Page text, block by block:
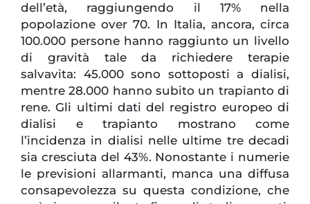
dell’età, raggiungendo il 17% nella
popolazione over 70. In Italia, ancora, circa
100.000 persone hanno raggiunto un livello
di gravità tale da richiedere terapie
salvavita: 45.000 sono sottoposti a dialisi,
mentre 28.000 hanno subito un trapianto di
rene. Gli ultimi dati del registro europeo di
dialisi e trapianto mostrano come
l’incidenza in dialisi nelle ultime tre decadi
sia cresciuta del 43%. Nonostante i numerie
le previsioni allarmanti, manca una diffusa
consapevolezza su questa condizione, che